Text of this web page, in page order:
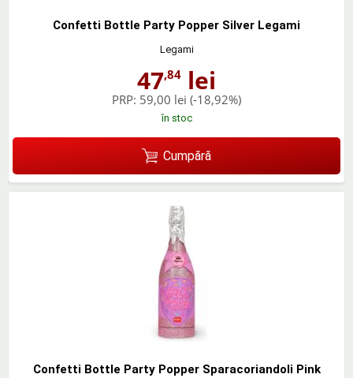
Confetti Bottle Party Popper Silver Legami
Legami
47,84 lei
PRP: 59,00 lei (-18,92%)
în stoc
Cumpără
Confetti Bottle Party Popper Sparacoriandoli Pink